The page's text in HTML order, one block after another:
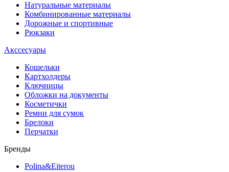
Натуральные материалы
Комбинированные материалы
Дорожные и спортивные
Рюкзаки
Акссесуары
Кошельки
Картхолдеры
Ключницы
Обложки на документы
Косметички
Ремни для сумок
Брелоки
Перчатки
Бренды
Polina&Eiterou